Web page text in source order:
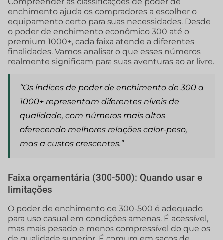
enchimento ajuda os compradores a escolher o
equipamento certo para suas necessidades. Desde
o poder de enchimento econômico 300 até o
premium 1000+, cada faixa atende a diferentes
finalidades. Vamos analisar o que esses números
realmente significam para suas aventuras ao ar livre.
“Os índices de poder de enchimento de 300 a
1000+ representam diferentes níveis de
qualidade, com números mais altos
oferecendo melhores relações calor-peso,
mas a custos crescentes.”
Faixa orçamentária (300-500): Quando usar e
limitações
O poder de enchimento de 300-500 é adequado
para uso casual em condições amenas. É acessível,
mas mais pesado e menos compressível do que os